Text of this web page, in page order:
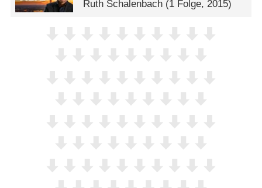
Ruth Schalenbach (1 Folge, 2015)